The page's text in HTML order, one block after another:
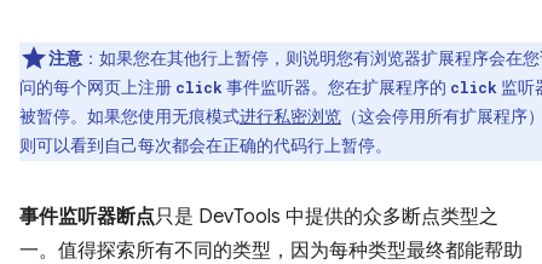
注意 ：如果您在其他行上暂停，则说明您有浏览器扩展程序会在
问的每个网页上注册 click 事件监听器。您在扩展程序的 click 监听
被暂停。如果您使用无痕模式进行私密浏览 （这会停用所有扩展程序
则可以看到自己每次都会在正确的代码行上暂停。
事件监听器断点只是 DevTools 中提供的众多断点类型之
一。值得探索所有不同的类型，因为每种类型最终都能帮助